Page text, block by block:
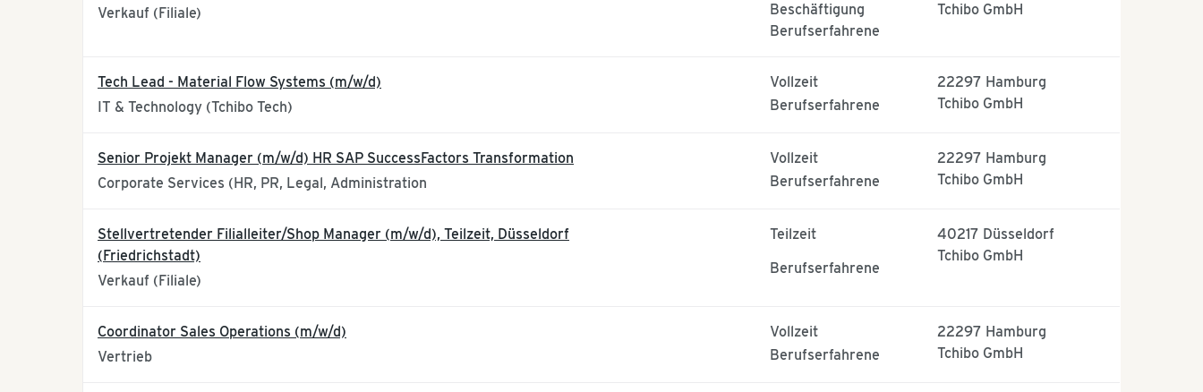
Verkauf (Filiale)
Beschäftigung
Berufserfahrene
Tchibo GmbH
Tech Lead - Material Flow Systems (m/w/d)
IT & Technology (Tchibo Tech)
Vollzeit
Berufserfahrene
22297 Hamburg
Tchibo GmbH
Senior Projekt Manager (m/w/d) HR SAP SuccessFactors Transformation
Corporate Services (HR, PR, Legal, Administration
Vollzeit
Berufserfahrene
22297 Hamburg
Tchibo GmbH
Stellvertretender Filialleiter/Shop Manager (m/w/d), Teilzeit, Düsseldorf
(Friedrichstadt)
Verkauf (Filiale)
Teilzeit
Berufserfahrene
40217 Düsseldorf
Tchibo GmbH
Coordinator Sales Operations (m/w/d)
Vertrieb
Vollzeit
Berufserfahrene
22297 Hamburg
Tchibo GmbH